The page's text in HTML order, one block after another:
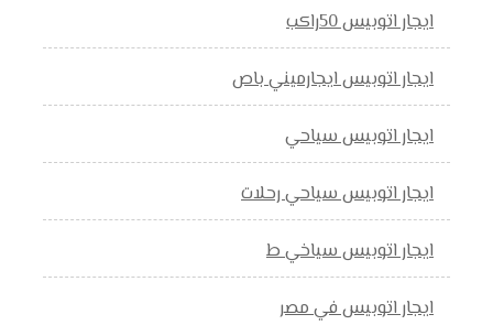
ايجار اتوبيس 50راكب
ايجار اتوبيس ايجارميني باص
ايجار اتوبيس سياحي
ايجار اتوبيس سياحي رحلات
ايجار اتوبيس سياخي ط
ايجار اتوبيس في مصر